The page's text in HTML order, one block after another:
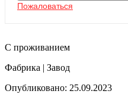
Пожаловаться
С проживанием
Фабрика | Завод
Опубликовано: 25.09.2023